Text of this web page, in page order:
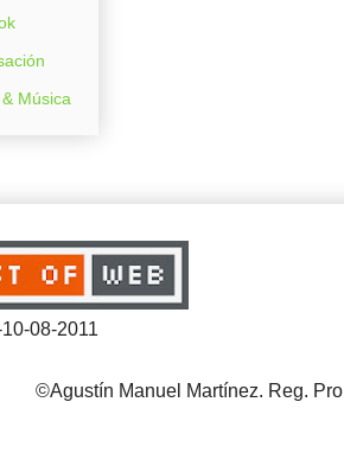
Música
10-08-2011
©Agustín Manuel Martínez. Reg.